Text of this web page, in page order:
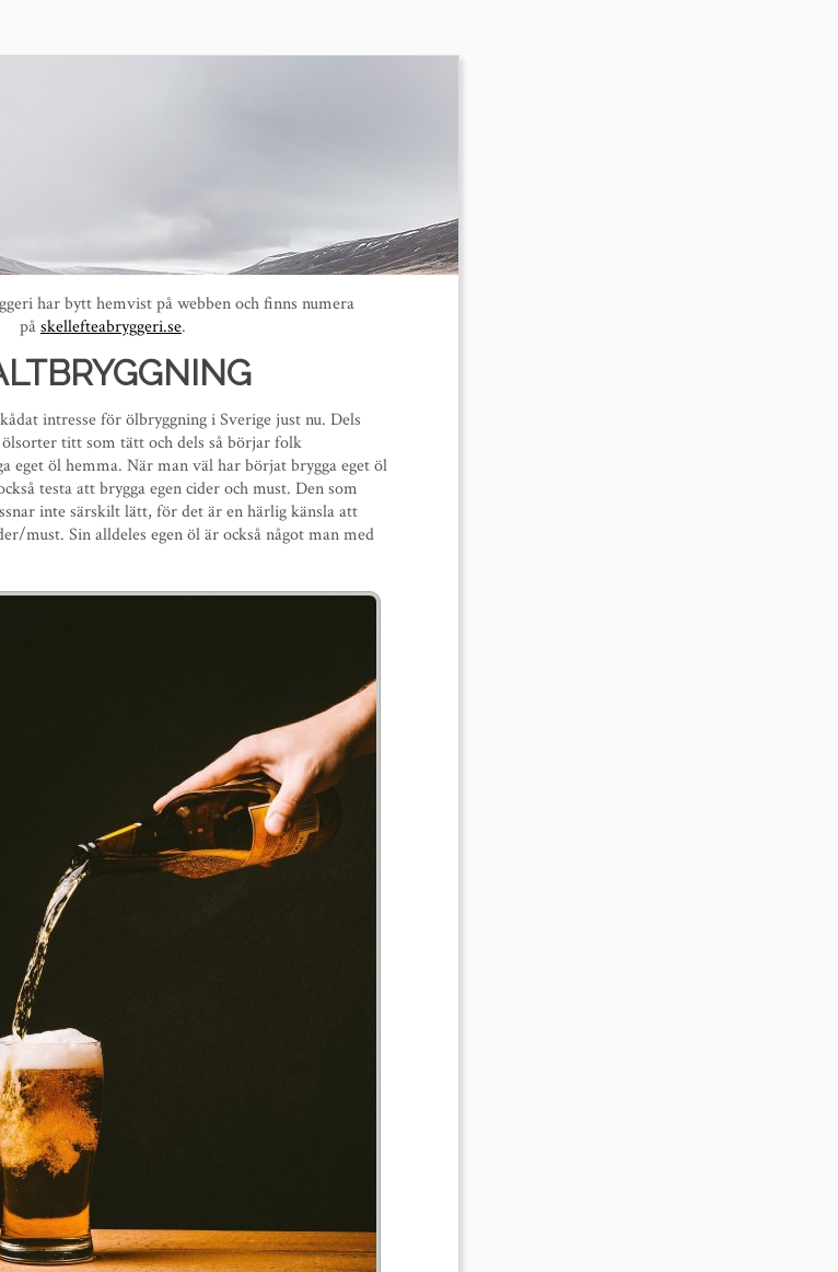
har bytt hemvist på webben och finns numera
påskellefteabryggeri.se.
intresse för ölbryggning i Sverige just nu. Dels
titt som tätt och dels så börjar folk
eget öl hemma. När man väl har börjat brygga eget öl
testa att brygga egen cider och must. Den som
inte särskilt lätt, för det är en härlig känsla att
must. Sin alldeles egen öl är också något man med